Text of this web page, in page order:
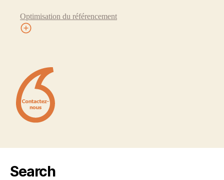
Optimisation du référencement
Search